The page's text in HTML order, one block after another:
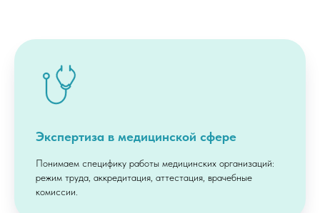
Экспертиза в медицинской сфере
Понимаем специфику работы медицинских организаций:
режим труда, аккредитация, аттестация, врачебные
комиссии.